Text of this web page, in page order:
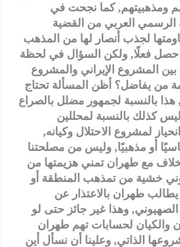
ومذهبيتهم, كما نجحت في
الرسمي العربي من القضية
لجذب أنصار لها من المذهب
حصل فعلًا, ولكن السؤال في لحظة
بين المشروع الإيراني والمشروع
من يفاضل؟ أظن المسألة تحتاج
بالنسبة لجمهور مضلل بالصراع
كذلك بالنسبة لمحللين
لمشروع الاحتلال وكيانه,
أو مذهبيًا, وليس من مصلحتنا
مع طهران تمني هزيمتها من
خشية من تمذهب المنطقة أو
يطالب طهران بالاعتذار عن
الصهيوني, وهذا غير جائز حتى لو
والكيان لحسابات تهم طهران
الذاتي, وعلينا أن نسأل أين